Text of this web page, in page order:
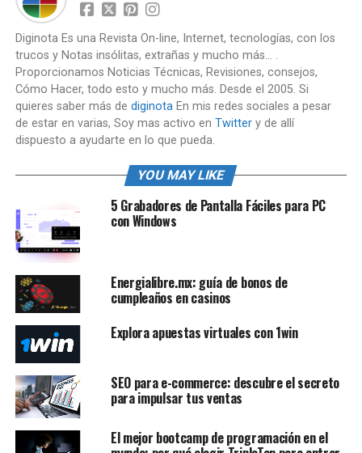
Diginota Es una Revista On-line, Internet, tecnologías, con los
trucos y Notas insólitas, extrañas y mucho más... .
Proporcionamos Noticias Técnicas, Revisiones, consejos,
Cómo Hacer, todo esto y mucho más. Desde el 2005. Si
quieres saber más de diginotaEn mis redes sociales a pesar
de estar en varias, Soy mas activo en Twittery de allí
dispuesto a ayudarte en lo que pueda.
YOU MAY LIKE
5 Grabadores de Pantalla Fáciles para PC
con Windows
Energialibre.mx: guía de bonos de
cumpleaños en casinos
Explora apuestas virtuales con 1win
SEO para e-commerce: descubre el secreto
para impulsar tus ventas
El mejor bootcamp de programación en el